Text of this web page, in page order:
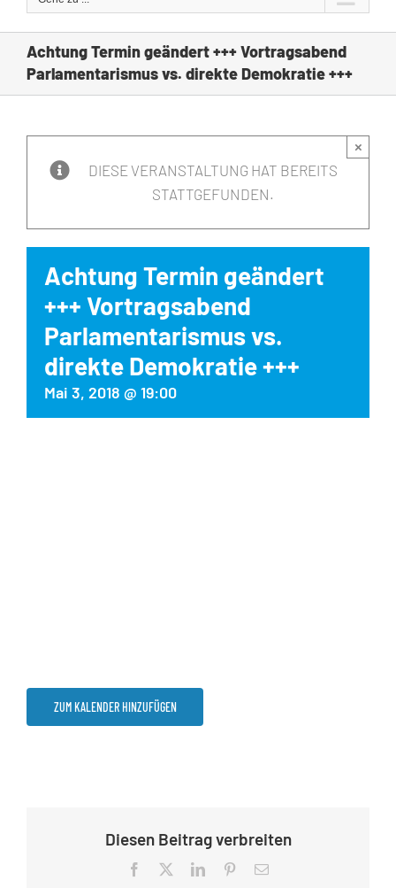
Achtung Termin geändert +++ Vortragsabend
Parlamentarismus vs. direkte Demokratie +++
DIESE VERANSTALTUNG HAT BEREITS
STATTGEFUNDEN.
×
Achtung Termin geändert
+++ Vortragsabend
Parlamentarismus vs.
direkte Demokratie +++
Mai 3, 2018 @ 19:00
ZUM KALENDER HINZUFÜGEN
Diesen Beitrag verbreiten
Facebook LinkedInPinterest
E-